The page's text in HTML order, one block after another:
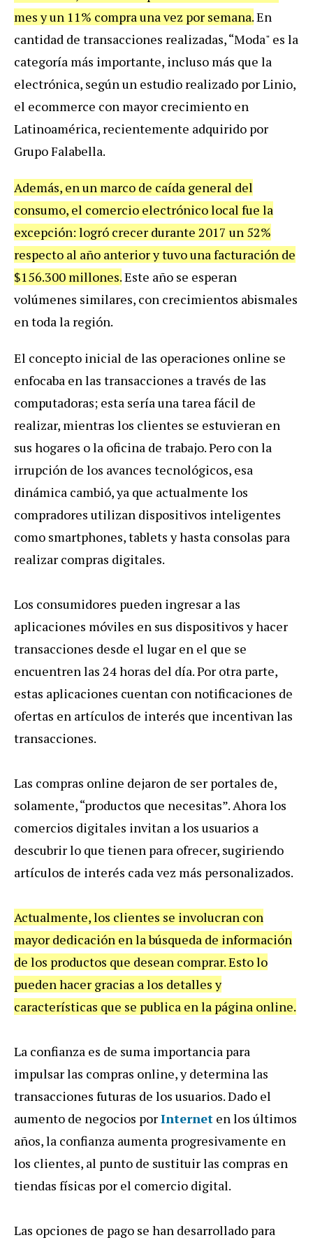
mes y un 11% compra una vez por semana.En
cantidad de transacciones realizadas, “Moda" es la
categoría más importante, incluso más que la
electrónica, según un estudio realizado por Linio,
el ecommerce con mayor crecimiento en
Latinoamérica, recientemente adquirido por
Grupo Falabella.
Además, en un marco de caída general del
consumo, el comercio electrónico local fue la
excepción: logró crecer durante 2017 un 52%
respecto al año anterior y tuvo una facturación de
$156.300 millones.Este año se esperan
volúmenes similares, con crecimientos abismales
en toda la región.
El concepto inicial de las operaciones online se
enfocaba en las transacciones a través de las
computadoras; esta sería una tarea fácil de
realizar, mientras los clientes se estuvieran en
sus hogares o la oficina de trabajo. Pero con la
irrupción de los avances tecnológicos, esa
dinámica cambió, ya que actualmente los
compradores utilizan dispositivos inteligentes
como smartphones, tablets y hasta consolas para
realizar compras digitales.
Los consumidores pueden ingresar a las
aplicaciones móviles en sus dispositivos y hacer
transacciones desde el lugar en el que se
encuentren las 24 horas del día. Por otra parte,
estas aplicaciones cuentan con notificaciones de
ofertas en artículos de interés que incentivan las
transacciones.
Las compras online dejaron de ser portales de,
solamente, “productos que necesitas”. Ahora los
comercios digitales invitan a los usuarios a
descubrir lo que tienen para ofrecer, sugiriendo
artículos de interés cada vez más personalizados.
Actualmente, los clientes se involucran con
mayor dedicación en la búsqueda de información
de los productos que desean comprar. Esto lo
pueden hacer gracias a los detalles y
características que se publica en la página online.
La confianza es de suma importancia para
impulsar las compras online, y determina las
transacciones futuras de los usuarios. Dado el
aumento de negocios porInternet en los últimos
años, la confianza aumenta progresivamente en
los clientes, al punto de sustituir las compras en
tiendas físicas por el comercio digital.
Las opciones de pago se han desarrollado para